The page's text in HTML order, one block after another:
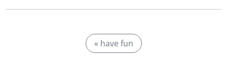
« have fun